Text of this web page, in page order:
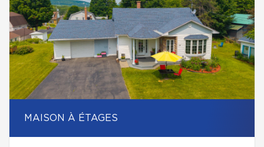
MAISON À ÉTAGES